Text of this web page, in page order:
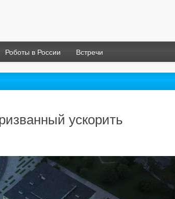
Роботы в России Встречи
ускорить